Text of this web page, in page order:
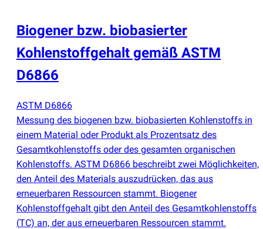
Biogener bzw. biobasierter
Kohlenstoffgehalt gemäß ASTM
D6866
ASTM D6866
Messung des biogenen bzw. biobasierten Kohlenstoffs in
einem Material oder Produkt als Prozentsatz des
Gesamtkohlenstoffs oder des gesamten organischen
Kohlenstoffs. ASTM D6866 beschreibt zwei Möglichkeiten,
den Anteil des Materials auszudrücken, das aus
erneuerbaren Ressourcen stammt. Biogener
Kohlenstoffgehalt gibt den Anteil des Gesamtkohlenstoffs
(TC) an, der aus erneuerbaren Ressourcen stammt.